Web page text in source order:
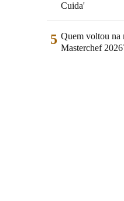
Cuida'
5 Quem voltou na
Masterchef